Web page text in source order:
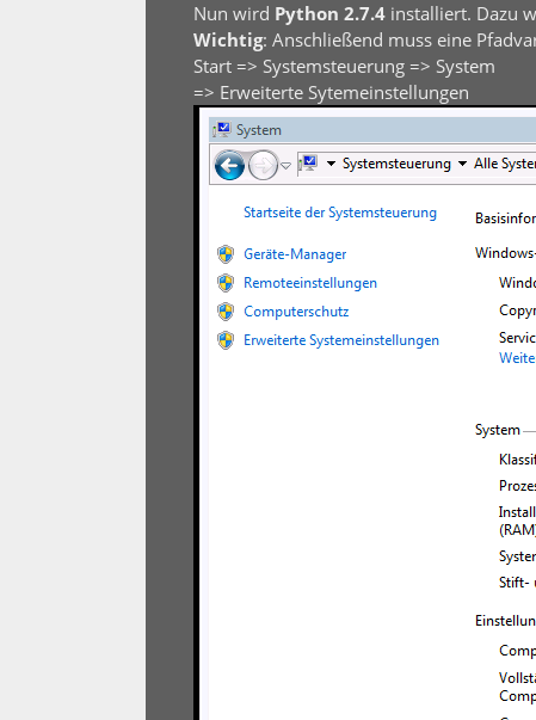
Nun wird Python 2.7.4 installiert. Dazu
Wichtig: Anschließend muss eine
Start => Systemsteuerung => System
=> Erweiterte Sytemeinstellungen